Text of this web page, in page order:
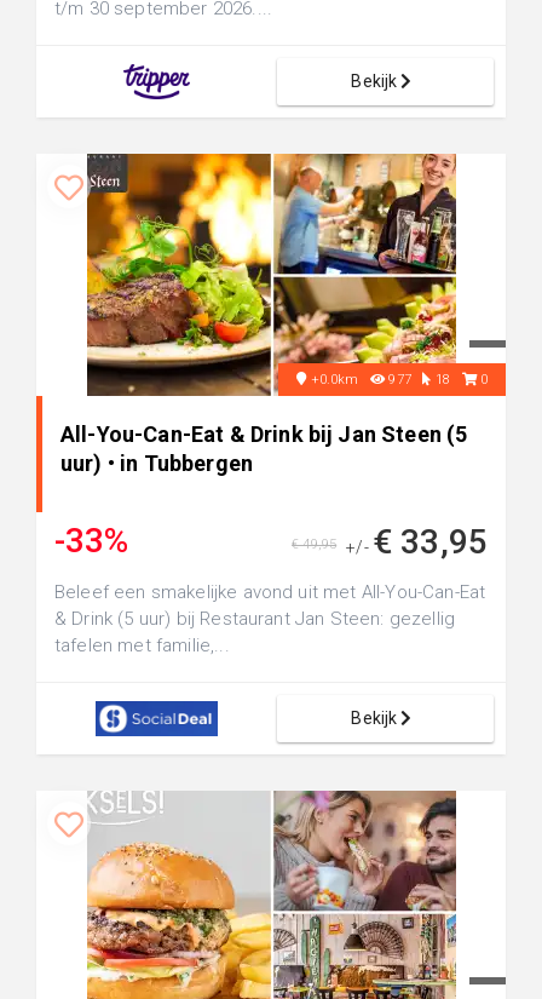
t/m 30 september 2026....
Bekijk
+0.0km 977 18 0
All-You-Can-Eat & Drink bij Jan Steen (5
uur) • in Tubbergen
-33% +/- € 33,95
€ 49,95
Beleef een smakelijke avond uit met All-You-Can-Eat
& Drink (5 uur) bij Restaurant Jan Steen: gezellig
tafelen met familie,...
Bekijk